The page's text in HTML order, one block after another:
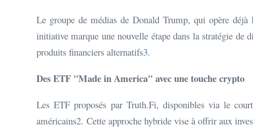
Le groupe de médias de Donald Trump, qui opère
initiative marque une nouvelle étape dans la stratégie
produits financiers alternatifs3.
Des ETF "Made in America" avec une touche crypto
Les ETF proposés par Truth.Fi, disponibles via le
américains2. Cette approche hybride vise à offrir aux